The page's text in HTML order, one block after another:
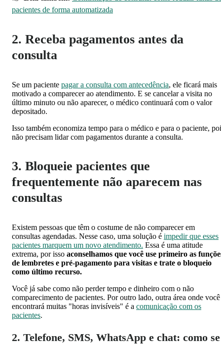
pacientes de forma automatizada
2. Receba pagamentos antes da
consulta
Se um paciente pagar a consulta com antecedência, ele ficará mais
motivado a comparecer ao atendimento. E se cancelar a visita no
último minuto ou não aparecer, o médico continuará com o valor
depositado.
Isso também economiza tempo para o médico e para o paciente,
não precisam lidar com pagamentos durante a consulta.
3. Bloqueie pacientes que
frequentemente não aparecem nas
consultas
Existem pessoas que têm o costume de não comparecer em
consultas agendadas. Nesse caso, uma solução é impedir que esses
pacientes marquem um novo atendimento. Essa é uma atitude
extrema, por isso aconselhamos que você use primeiro as
de lembretes e pré-pagamento para visitas e trate o bloqueio
como último recurso.
Você já sabe como não perder tempo e dinheiro com o não
comparecimento de pacientes. Por outro lado, outra área onde você
encontrará muitas "horas invisíveis" é a comunicação com os
pacientes.
2. Telefone, SMS, WhatsApp e chat: como se